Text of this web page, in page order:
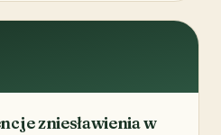
zniesławienia w